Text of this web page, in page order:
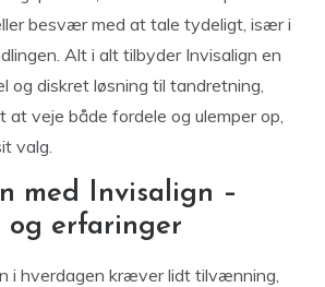
besvær med at tale tydeligt, især i
Alt i alt tilbyder Invisalign en
og diskret løsning til tandretning,
at veje både fordele og ulemper op,
valg.
med Invisalign –
og erfaringer
i hverdagen kræver lidt tilvænning,